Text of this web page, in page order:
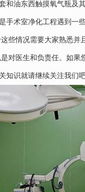
和油东西触摸氧气瓶及其
手术室净化工程遇到一
些情况需要大家熟悉并
对医生和负责任。如果
知识就请继续关注我们